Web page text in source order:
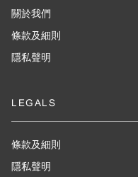
關於我們
條款及細則
隱私聲明
LEGALS
條款及細則
隱私聲明